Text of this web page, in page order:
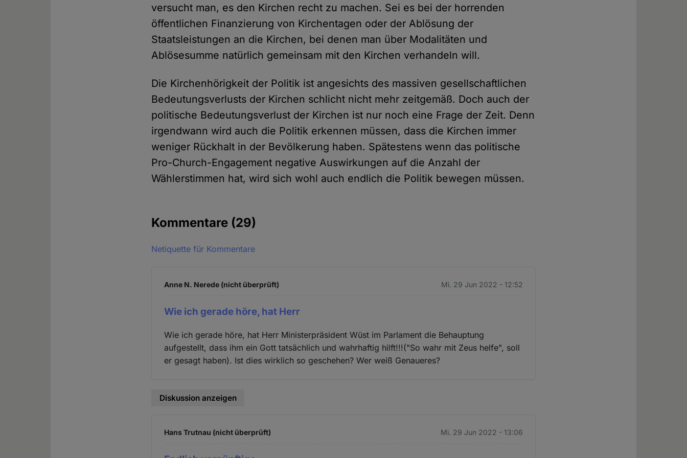
versucht man, es den Kirchen recht zu machen. Sei es bei der horrenden
öffentlichen Finanzierung von Kirchentagen oder der Ablösung der
Staatsleistungen an die Kirchen, bei denen man über Modalitäten und
Ablösesumme natürlich gemeinsam mit den Kirchen verhandeln will.
Die Kirchenhörigkeit der Politik ist angesichts des massiven gesellschaftlichen
Bedeutungsverlusts der Kirchen schlicht nicht mehr zeitgemäß. Doch auch der
politische Bedeutungsverlust der Kirchen ist nur noch eine Frage der Zeit. Denn
irgendwann wird auch die Politik erkennen müssen, dass die Kirchen immer
weniger Rückhalt in der Bevölkerung haben. Spätestens wenn das politische
Pro-Church-Engagement negative Auswirkungen auf die Anzahl der
Wählerstimmen hat, wird sich wohl auch endlich die Politik bewegen müssen.
Kommentare (29)
Netiquette für Kommentare
Anne N. Nerede (nicht überprüft) Mi. 29 Jun 2022 - 12:52
Wie ich gerade höre, hat Herr
Wie ich gerade höre, hat Herr Ministerpräsident Wüst im Parlament die Behauptung
aufgestellt, dass ihm ein Gott tatsächlich und wahrhaftig hilft!!!("So wahr mit Zeus helfe", soll
er gesagt haben). Ist dies wirklich so geschehen? Wer weiß Genaueres?
Diskussion anzeigen
Hans Trutnau (nicht überprüft) Mi. 29 Jun 2022 - 13:06